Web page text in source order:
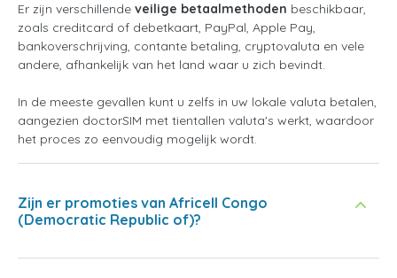
Er zijn verschillende veilige betaalmethoden beschikbaar,
zoals creditcard of debetkaart, PayPal, Apple Pay,
bankoverschrijving, contante betaling, cryptovaluta en vele
andere, afhankelijk van het land waar u zich bevindt.
In de meeste gevallen kunt u zelfs in uw lokale valuta betalen,
aangezien doctorSIM met tientallen valuta's werkt, waardoor
het proces zo eenvoudig mogelijk wordt.
Zijn er promoties van Africell Congo
(Democratic Republic of)?